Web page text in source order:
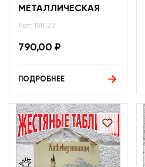
МЕТАЛЛИЧЕСКАЯ
Арт: 1311122
790,00 ₽
ПОДРОБНЕЕ